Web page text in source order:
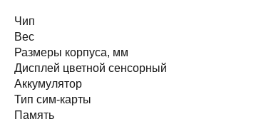
Чип
Вес
Размеры корпуса, мм
Дисплей цветной сенсорный
Аккумулятор
Тип сим-карты
Память